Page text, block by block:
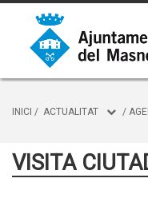
INICI / ACTUALITAT /
VISITA